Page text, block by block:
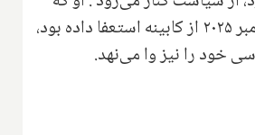
پیش از این در نوامبر ۲۰۲۵ از کابینه استعفا داده بود،
خود را نیز وا می‌نهد.